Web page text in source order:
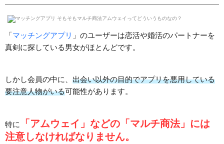
「マッチングアプリ 」のユーザーは恋活や婚活のパートナーを
真剣に探している男女がほとんどです。
しかし会員の中に、 出会い以外の目的でアプリを悪用している
要注意人物がいる可能性があります。
特に
「アムウェイ」などの「マルチ商法」には
注意しなければなりません。